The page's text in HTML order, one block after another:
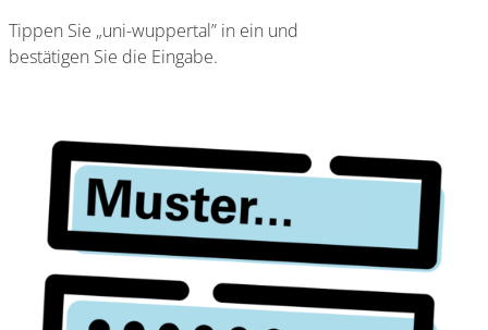
Tippen Sie „uni-wuppertal” in ein und
bestätigen Sie die Eingabe.